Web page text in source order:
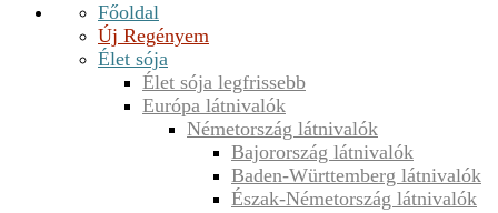
Főoldal
Új Regényem
Élet sója
Élet sója legfrissebb
Európa látnivalók
Németország látnivalók
Bajorország látnivalók
Baden-Württemberg látnivalók
Észak-Németország látnivalók